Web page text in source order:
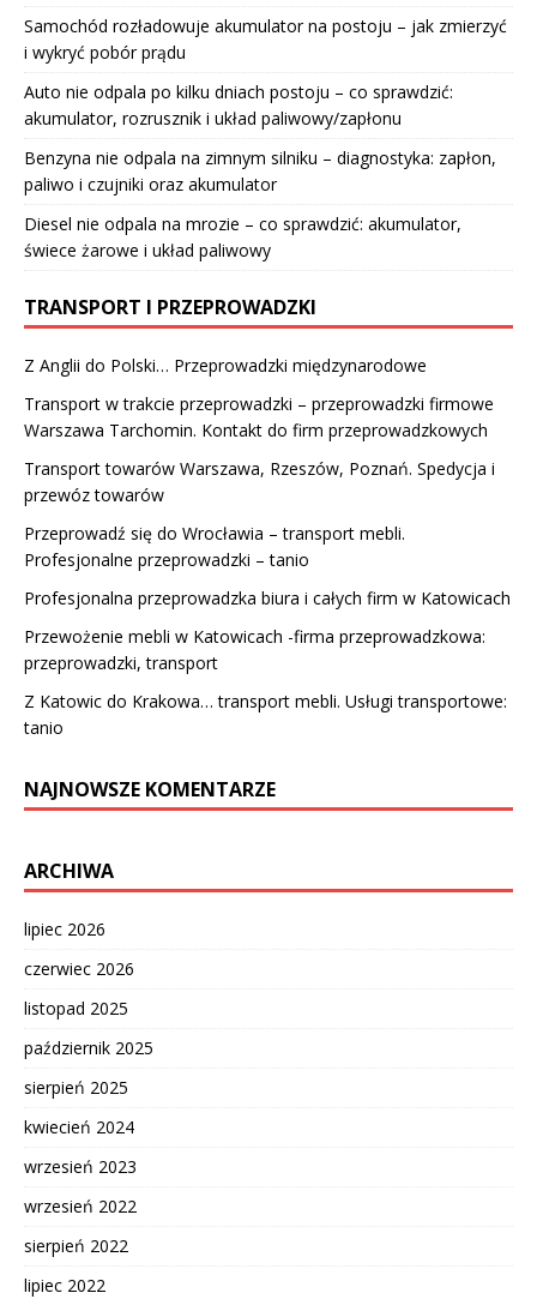
Samochód rozładowuje akumulator na postoju – jak zmierzyć
i wykryć pobór prądu
Auto nie odpala po kilku dniach postoju – co sprawdzić:
akumulator, rozrusznik i układ paliwowy/zapłonu
Benzyna nie odpala na zimnym silniku – diagnostyka: zapłon,
paliwo i czujniki oraz akumulator
Diesel nie odpala na mrozie – co sprawdzić: akumulator,
świece żarowe i układ paliwowy
TRANSPORT I PRZEPROWADZKI
Z Anglii do Polski… Przeprowadzki międzynarodowe
Transport w trakcie przeprowadzki – przeprowadzki firmowe
Warszawa Tarchomin. Kontakt do firm przeprowadzkowych
Transport towarów Warszawa, Rzeszów, Poznań. Spedycja i
przewóz towarów
Przeprowadź się do Wrocławia – transport mebli.
Profesjonalne przeprowadzki – tanio
Profesjonalna przeprowadzka biura i całych firm w Katowicach
Przewożenie mebli w Katowicach -firma przeprowadzkowa:
przeprowadzki, transport
Z Katowic do Krakowa… transport mebli. Usługi transportowe:
tanio
NAJNOWSZE KOMENTARZE
ARCHIWA
lipiec 2026
czerwiec 2026
listopad 2025
październik 2025
sierpień 2025
kwiecień 2024
wrzesień 2023
wrzesień 2022
sierpień 2022
lipiec 2022